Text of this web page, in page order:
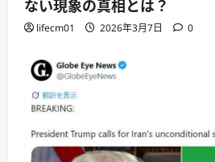
ない現象の真相とは？
lifecm01 2026年3月7日 0